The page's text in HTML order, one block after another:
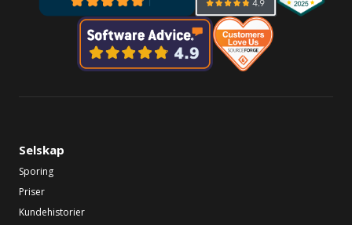
Selskap
Sporing
Priser
Kundehistorier